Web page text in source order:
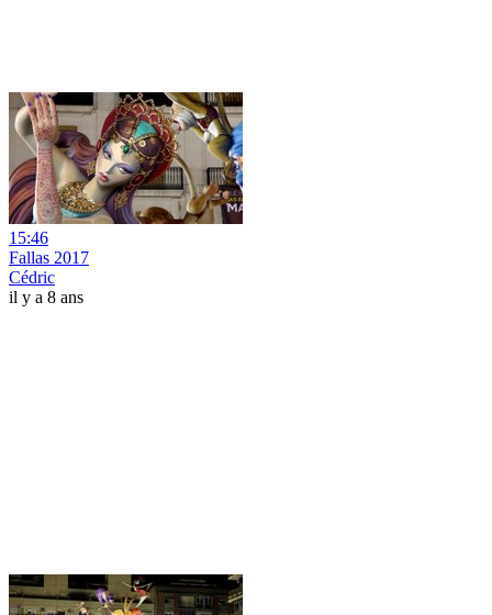
15:46
Fallas 2017
Cédric
il y a 8 ans